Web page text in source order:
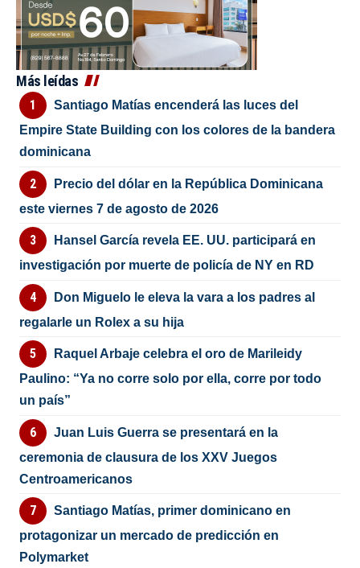
Más leídas
Santiago Matías encenderá las luces del
Empire State Building con los colores de la bandera
dominicana
Precio del dólar en la República Dominicana
este viernes 7 de agosto de 2026
Hansel García revela EE. UU. participará en
investigación por muerte de policía de NY en RD
Don Miguelo le eleva la vara a los padres al
regalarle un Rolex a su hija
Raquel Arbaje celebra el oro de Marileidy
Paulino: “Ya no corre solo por ella, corre por todo
un país”
Juan Luis Guerra se presentará en la
ceremonia de clausura de los XXV Juegos
Centroamericanos
Santiago Matías, primer dominicano en
protagonizar un mercado de predicción en
Polymarket